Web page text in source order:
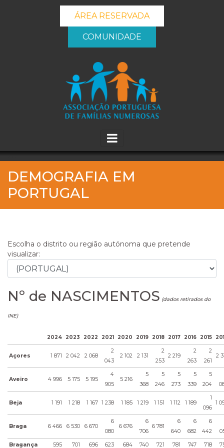
ÁREA RESERVADA
COMUNIDADE
_banner_me_
DEMOGRAFIA EM
PORTUGAL
Escolha o distrito ou região autónoma que pretende
visualizar:
Nº de NASCIMENTOS (dados retirados do
INE)
2024 2023 2022 2021 2020 2019 2018 2017 2016 2015
Açores 1 871 2 042 2 068
2
043
2 102 2 131
2
253
2 219
2
263
2
261
2
Aveiro 4 996 5 175 5 195
4
905
5 216
5
368
5
246
5
273
5
339
5
204
Beja 1 191 1 218 1 167 1 238 1 185 1 219 1 151 1 112 1 189
1
096
1
Braga 6 466 6 530 6 670
6
080
6 676
6
706
6 781
6
640
6
682
6
442
Bragança 595 701 696 623 684 740 721 781 747 718